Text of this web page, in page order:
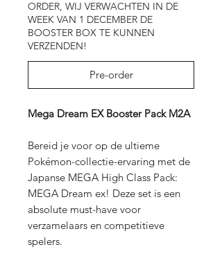
ORDER, WIJ VERWACHTEN IN DE
WEEK VAN 1 DECEMBER DE
BOOSTER BOX TE KUNNEN
VERZENDEN!
Pre-order
Mega Dream EX Booster Pack M2A
Bereid je voor op de ultieme
Pokémon-collectie-ervaring met de
Japanse MEGA High Class Pack:
MEGA Dream ex! Deze set is een
absolute must-have voor
verzamelaars en competitieve
spelers.